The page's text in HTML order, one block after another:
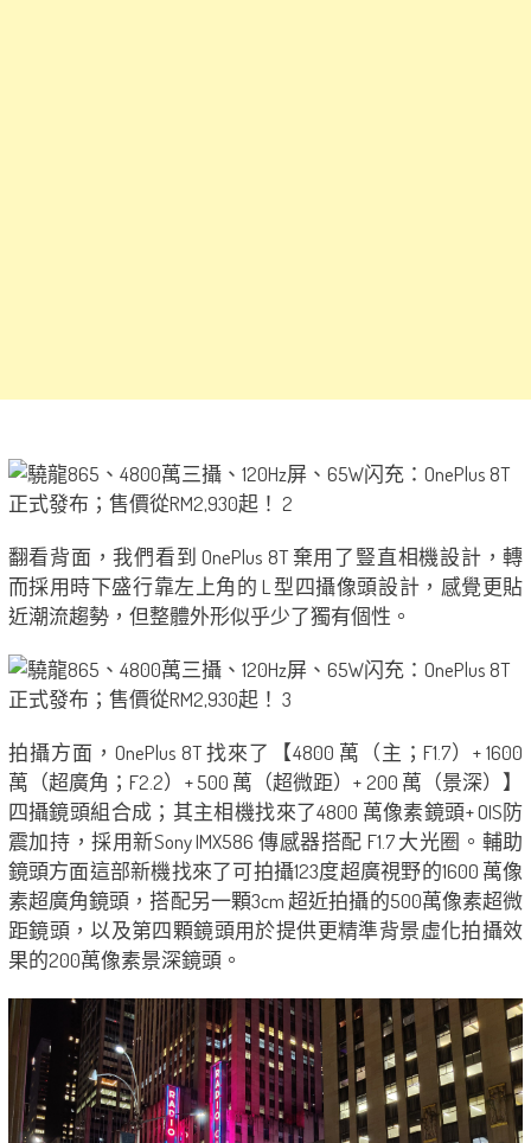
翻看背面，我們看到 OnePlus 8T 棄用了豎直相機設計，轉
而採用時下盛行靠左上角的 L 型四攝像頭設計，感覺更貼
近潮流趨勢，但整體外形似乎少了獨有個性。
拍攝方面，OnePlus 8T 找來了【4800 萬（主；F1.7）+ 1600
萬（超廣角；F2.2）+ 500 萬（超微距）+ 200 萬（景深）】
四攝鏡頭組合成；其主相機找來了4800 萬像素鏡頭+ OIS防
震加持，採用新Sony IMX586 傳感器搭配 F1.7 大光圈。輔助
鏡頭方面這部新機找來了可拍攝123度超廣視野的1600 萬像
素超廣角鏡頭，搭配另一顆3cm 超近拍攝的500萬像素超微
距鏡頭，以及第四顆鏡頭用於提供更精準背景虛化拍攝效
果的200萬像素景深鏡頭。